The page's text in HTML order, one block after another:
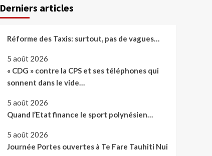
Derniers articles
Réforme des Taxis: surtout, pas de vagues…
5 août 2026
« CDG » contre la CPS et ses téléphones qui
sonnent dans le vide…
5 août 2026
Quand l’Etat finance le sport polynésien…
5 août 2026
Journée Portes ouvertes à Te Fare Tauhiti Nui